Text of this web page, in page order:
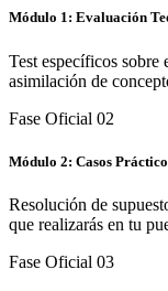
Módulo 1: Evaluación
Test específicos
asimilación de
Fase Oficial 02
Módulo 2: Casos
Resolución de
que realizarás en tu
Fase Oficial 03